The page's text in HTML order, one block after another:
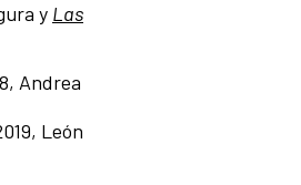
y Las
Andrea
León